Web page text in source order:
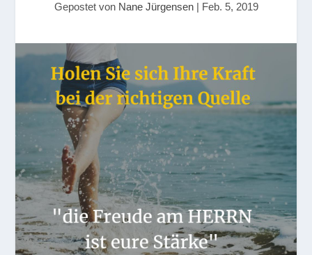
Gepostet von Nane Jürgensen| Feb. 5, 2019